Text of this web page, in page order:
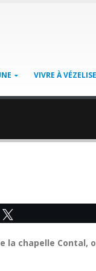
VIVRE À VÉZELISE
chapelle Contal,